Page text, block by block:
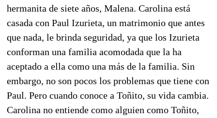
hermanita de siete años, Malena. Carolina está
casada con Paul Izurieta, un matrimonio que antes
que nada, le brinda seguridad, ya que los Izurieta
conforman una familia acomodada que la ha
aceptado a ella como una más de la familia. Sin
embargo, no son pocos los problemas que tiene con
Paul. Pero cuando conoce a Toñito, su vida cambia.
Carolina no entiende como alguien como Toñito,